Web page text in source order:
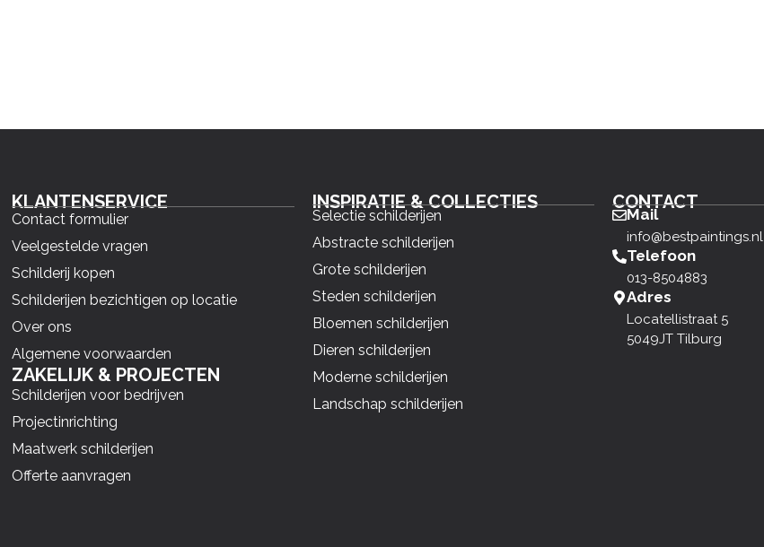
KLANTENSERVICE
Contact formulier
Veelgestelde vragen
Schilderij kopen
Schilderijen bezichtigen op locatie
Over ons
Algemene voorwaarden
ZAKELIJK & PROJECTEN
Schilderijen voor bedrijven
Projectinrichting
Maatwerk schilderijen
Offerte aanvragen
INSPIRATIE & COLLECTIES
Selectie schilderijen
Abstracte schilderijen
Grote schilderijen
Steden schilderijen
Bloemen schilderijen
Dieren schilderijen
Moderne schilderijen
Landschap schilderijen
CONTACT
Mail
info@bestpaintings.nl
Telefoon
013-8504883
Adres
Locatellistraat 5
5049JT Tilburg